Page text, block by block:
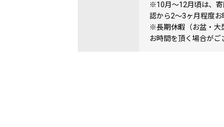
※10月〜12月頃は、
認から2〜3ヶ月程度お
※長期休暇（お盆・大
お時間を頂く場合がご